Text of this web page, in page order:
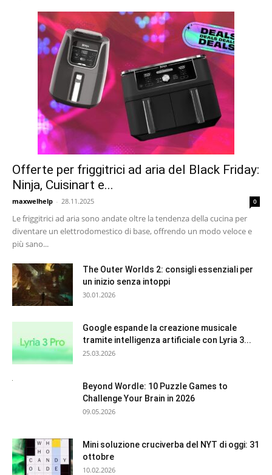
Offerte per friggitrici ad aria del Black Friday:
Ninja, Cuisinart e...
maxwelhelp - 28.11.2025 0
Le friggitrici ad aria sono andate oltre la tendenza della cucina per
diventare un elettrodomestico di base, offrendo un modo veloce e
più sano...
The Outer Worlds 2: consigli essenziali per
un inizio senza intoppi
30.01.2026
Google espande la creazione musicale
tramite intelligenza artificiale con Lyria 3...
25.03.2026
Beyond Wordle: 10 Puzzle Games to
Challenge Your Brain in 2026
09.05.2026
Mini soluzione cruciverba del NYT di oggi: 31
ottobre
10.02.2026